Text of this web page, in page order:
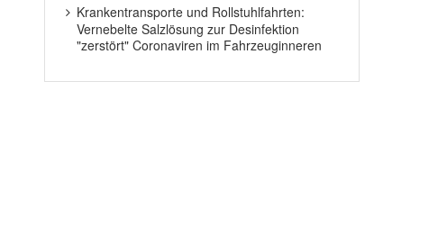
Krankentransporte und Rollstuhlfahrten:
Vernebelte Salzlösung zur Desinfektion
"zerstört" Coronaviren im Fahrzeuginneren